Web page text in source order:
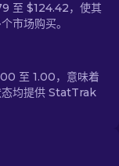
至 $124.42，使其
市场购买。
至 1.00，意味着
态均提供 StatTrak